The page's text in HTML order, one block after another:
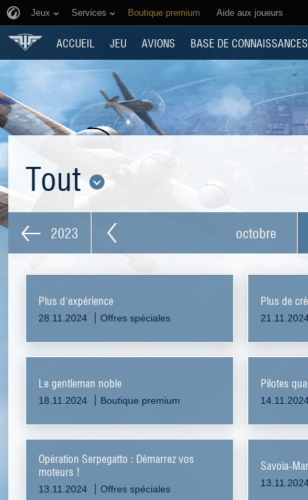
Jeux Services Boutique premium Aide aux joueurs
ACCUEIL JEU AVIONS BASE DE CONNAISSANCES
Tout
2023 octobre
Plus d'expérience
28.11.2024 Offres spéciales
Plus de
Le gentleman noble
18.11.2024 Boutique premium
Pilotes
Opération Serpegatto : Démarrez vos
moteurs !
13.11.2024 Offres spéciales
Savoia-